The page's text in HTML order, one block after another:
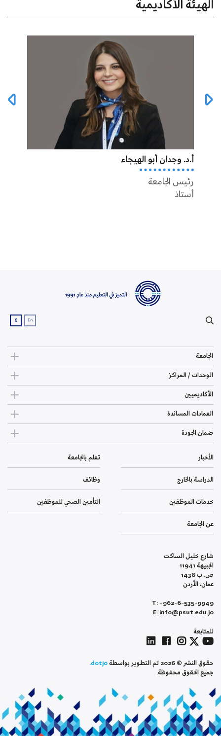
الهيئة الأكاديمية
أ.د. وجدان أبو الهيجاء
رئيس الجامعة
أستاذ
En ع
الجامعة
الوحدات / المراكز
الأكاديميين
العمادات المساندة
ضمان الجودة
الأخبار تعلم بالجامعة
الدراسة بالخارج وظائف
خدمات الموظفين التأمين الصحي للموظفين
عن الجامعة
شارع خليل الساكت
الجبيهة 11941
ص. ب 1438
عمان، الأردن
T: +962-6-535-9949
E: info@psut.edu.jo
للمتابعة
حقوق النشر © 2026 تم التطوير بواسطة
dotjo.
جميع الحقوق محفوظة.